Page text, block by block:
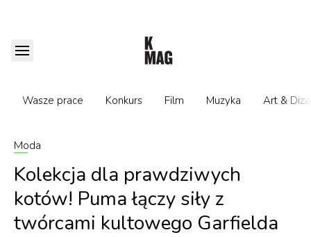
Wasze prace Konkurs Film Muzyka Art &
Moda
Kolekcja dla prawdziwych
kotów! Puma łączy siły z
twórcami kultowego Garfielda